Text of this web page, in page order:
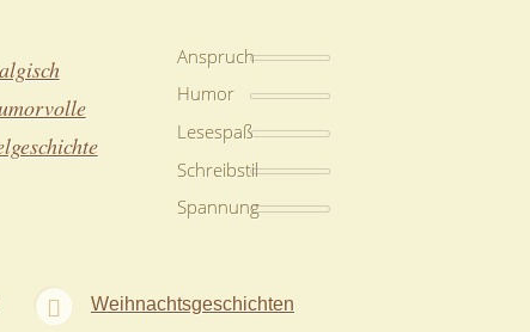
Anspruch
Humor
Lesespaß
Schreibstil
Spannung
Weihnachtsgeschichten